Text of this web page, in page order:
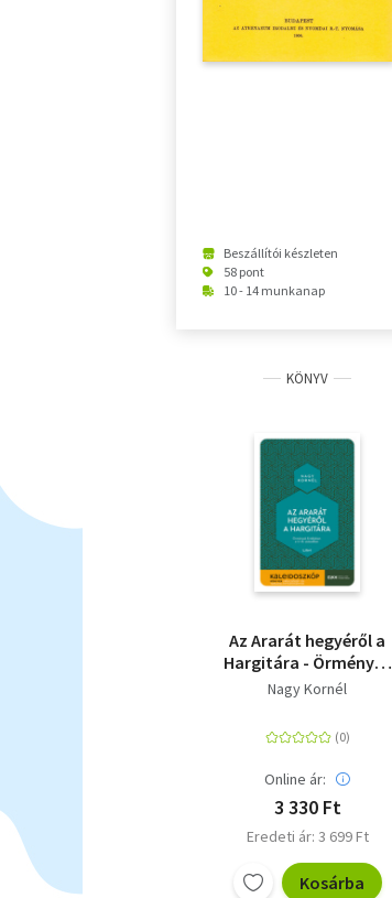
Beszállítói készleten
58 pont
10 - 14 munkanap
KÖNYV
Az Ararát hegyéről a
Hargitára - Örmények
Erdélyben a 17-18.
Nagy Kornél
Online ár:
3 330 Ft
Eredeti ár: 3 699 Ft
Kosárba